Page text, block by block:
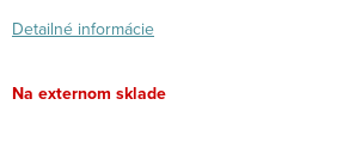
Detailné informácie
Na externom sklade